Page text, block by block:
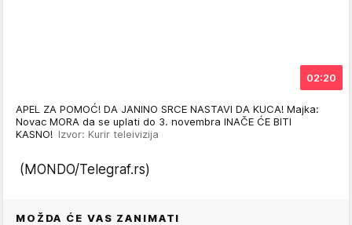
02:20
APEL ZA POMOĆ! DA JANINO SRCE NASTAVI DA KUCA! Majka:
Novac MORA da se uplati do 3. novembra INAČE ĆE BITI
KASNO! Izvor: Kurir teleivizija
(MONDO/Telegraf.rs)
MOŽDA ĆE VAS ZANIMATI